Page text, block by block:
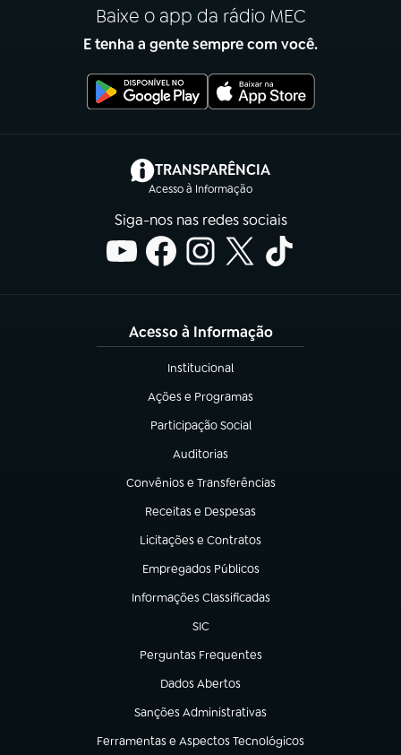
Baixe o app da rádio MEC
E tenha a gente sempre com você.
TRANSPARÊNCIA
Acesso à Informação
(abre em nova aba)
Siga-nos nas redes sociais
Acesso à Informação
Institucional
(abre em nova aba)
Ações e Programas
(abre em nova aba)
Participação Social
(abre em nova aba)
Auditorias
(abre em nova aba)
Convênios e Transferências
(abre em nova aba)
Receitas e Despesas
(abre em nova aba)
Licitações e Contratos
(abre em nova aba)
Empregados Públicos
(abre em nova aba)
Informações Classificadas
(abre em nova aba)
SIC
(abre em nova aba)
Perguntas Frequentes
(abre em nova aba)
Dados Abertos
(abre em nova aba)
Sanções Administrativas
(abre em nova aba)
Ferramentas e Aspectos Tecnológicos
(abre em nova aba)